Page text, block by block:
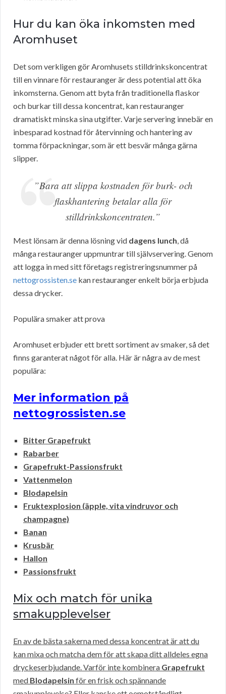
Hur du kan öka inkomsten med
Aromhuset
Det som verkligen gör Aromhusets stilldrinkskoncentrat
till en vinnare för restauranger är dess potential att öka
inkomsterna. Genom att byta från traditionella flaskor
och burkar till dessa koncentrat, kan restauranger
dramatiskt minska sina utgifter. Varje servering innebär en
inbesparad kostnad för återvinning och hantering av
tomma förpackningar, som är ett besvär många gärna
slipper.
”Bara att slippa kostnaden för burk- och
flaskhantering betalar alla för
stilldrinkskoncentraten.”
Mest lönsam är denna lösning vid dagens lunch, då
många restauranger uppmuntrar till självservering. Genom
att logga in med sitt företags registreringsnummer på
nettogrossisten.se kan restauranger enkelt börja erbjuda
dessa drycker.
Populära smaker att prova
Aromhuset erbjuder ett brett sortiment av smaker, så det
finns garanterat något för alla. Här är några av de mest
populära:
Mer information på
nettogrossisten.se
Bitter Grapefrukt
Rabarber
Grapefrukt-Passionsfrukt
Vattenmelon
Blodapelsin
Fruktexplosion (äpple, vita vindruvor och
champagne)
Banan
Krusbär
Hallon
Passionsfrukt
Mix och match för unika
smakupplevelser
En av de bästa sakerna med dessa koncentrat är att du
kan mixa och matcha dem för att skapa ditt alldeles egna
dryckeserbjudande. Varför inte kombinera Grapefrukt
med Blodapelsin för en frisk och spännande